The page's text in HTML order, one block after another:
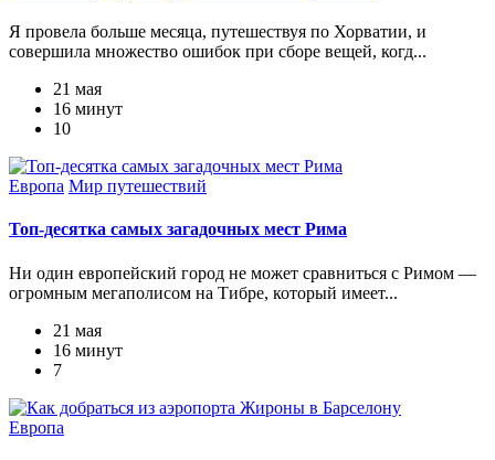
Я провела больше месяца, путешествуя по Хорватии, и
совершила множество ошибок при сборе вещей, когд...
21 мая
16 минут
10
Европа Мир путешествий
Топ-десятка самых загадочных мест Рима
Ни один европейский город не может сравниться с Римом —
огромным мегаполисом на Тибре, который имеет...
21 мая
16 минут
7
Европа